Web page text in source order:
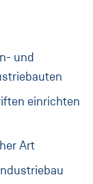
und
einrichten
Art